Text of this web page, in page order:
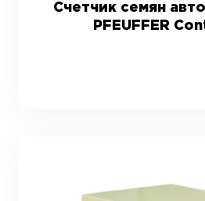
Счетчик семян
PFEUFFER